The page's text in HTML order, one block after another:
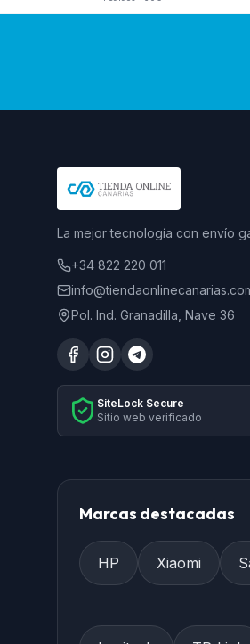
La mejor tecnología con envío
+34 822 220 011
Pol. Ind. Granadilla, Nave 36
SiteLock Secure
Sitio web verificado
Marcas destacadas
HP Xiaomi